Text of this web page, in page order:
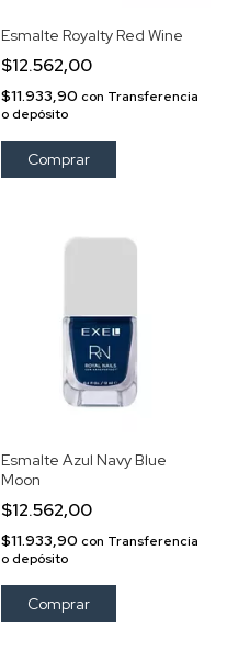
Esmalte Royalty Red Wine
$12.562,00
$11.933,90 con Transferencia
o depósito
Esmalte Azul Navy Blue
Moon
$12.562,00
$11.933,90 con Transferencia
o depósito